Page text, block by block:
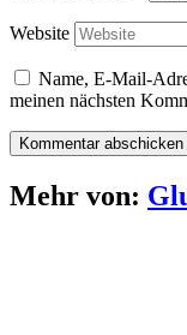
Website
Name, E-Mail-
meinen nächsten
Mehr von: